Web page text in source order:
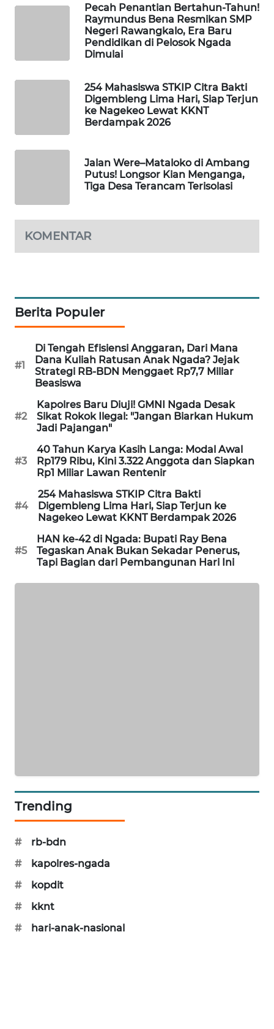
Pecah Penantian Bertahun-Tahun!
Raymundus Bena Resmikan SMP
Negeri Rawangkalo, Era Baru
Pendidikan di Pelosok Ngada
Dimulai
254 Mahasiswa STKIP Citra Bakti
Digembleng Lima Hari, Siap Terjun
ke Nagekeo Lewat KKNT
Berdampak 2026
Jalan Were–Mataloko di Ambang
Putus! Longsor Kian Menganga,
Tiga Desa Terancam Terisolasi
KOMENTAR
Berita Populer
#1
Di Tengah Efisiensi Anggaran, Dari Mana
Dana Kuliah Ratusan Anak Ngada? Jejak
Strategi RB-BDN Menggaet Rp7,7 Miliar
Beasiswa
#2
Kapolres Baru Diuji! GMNI Ngada Desak
Sikat Rokok Ilegal: "Jangan Biarkan Hukum
Jadi Pajangan"
#3
40 Tahun Karya Kasih Langa: Modal Awal
Rp179 Ribu, Kini 3.322 Anggota dan Siapkan
Rp1 Miliar Lawan Rentenir
#4
254 Mahasiswa STKIP Citra Bakti
Digembleng Lima Hari, Siap Terjun ke
Nagekeo Lewat KKNT Berdampak 2026
#5
HAN ke-42 di Ngada: Bupati Ray Bena
Tegaskan Anak Bukan Sekadar Penerus,
Tapi Bagian dari Pembangunan Hari Ini
Trending
#
rb-bdn
#
kapolres-ngada
#
kopdit
#
kknt
#
hari-anak-nasional
WAHANA
OTOMOTIF
WAHANA
DESA
WISATA
WAHANA
KONSUMEN
MASYARAKAT
WALINKI
ID
MAWAKA
KOPEKLIN
KONSUMEN
ALPERKLINAS